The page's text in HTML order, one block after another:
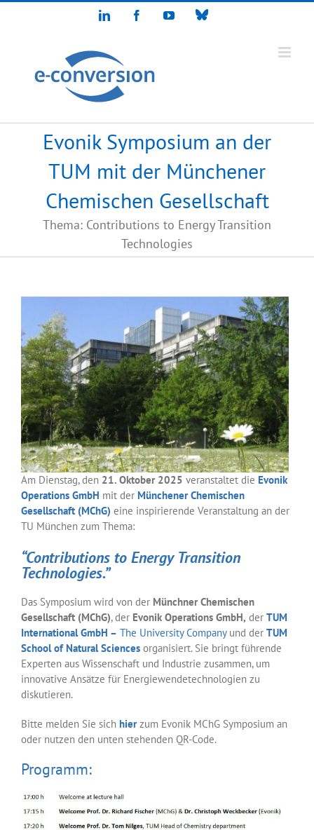
Zum
LinkedIn FacebookYouTubeBluesky
Evonik Symposium an der
TUM mit der Münchener
Chemischen Gesellschaft
Thema: Contributions to Energy Transition
Technologies
Am Dienstag, den 21. Oktober 2025 veranstaltet die Evonik
Operations GmbH mit der Münchener Chemischen
Gesellschaft (MChG) eine inspirierende Veranstaltung an der
TU München zum Thema:
“Contributions to Energy Transition
Technologies.”
Das Symposium wird von der Münchner Chemischen
Gesellschaft (MChG), der Evonik Operations GmbH, der TUM
International GmbH – The University Companyund der TUM
School of Natural Sciences organisiert. Sie bringt führende
Experten aus Wissenschaft und Industrie zusammen, um
innovative Ansätze für Energiewendetechnologien zu
diskutieren.
Bitte melden Sie sich hier zum Evonik MChG Symposium an
oder nutzen den unten stehenden QR-Code.
Programm: